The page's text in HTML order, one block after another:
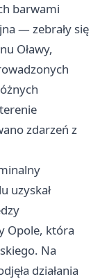
barwami
— zebrały się
Oławy,
zdarzeń z
uzyskał
Opole, która
Na
działania